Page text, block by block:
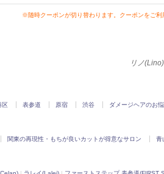
※随時クーポンが切り替わります。クーポンをご利
リノ
区 表参道 原宿 渋谷 ダメージヘアのお
関東の再現性・もちが良いカットが得意なサロン 青